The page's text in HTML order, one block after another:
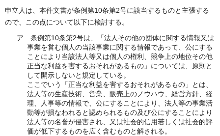
申立人は、本件文書が条例第10条第2号に該当するものと主張する
ので、この点について以下に検討する。
ア 条例第10条第2号は、「法人その他の団体に関する情報又は
事業を営む個人の当該事業に関する情報であって、公にする
ことにより当該法人等又は個人の権利、競争上の地位その他
正当な利益を害するおそれがあるもの」については、原則と
して開示しないと規定している。
ここでいう「正当な利益を害するおそれがあるもの」とは、
法人等の生産技術、営業、販売上のノウハウ、経営方針、経
理、人事等の情報で、公にすることにより、法人等の事業活
動等が損なわれると認められるもの及び公にすることにより
法人等の名誉が侵害され、又は社会的信用若しくは社会的評
価が低下するものを広く含むものと解される。